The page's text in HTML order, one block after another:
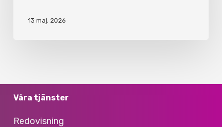
13 maj, 2026
Våra tjänster
Redovisning